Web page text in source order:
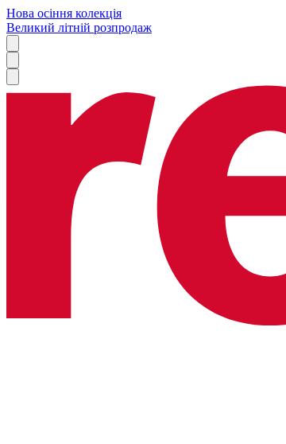
Нова осіння колекція
Великий літній розпродаж